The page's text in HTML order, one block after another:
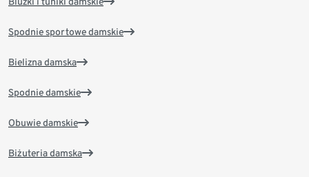
Spodnie sportowe damskie
Bielizna damska
Spodnie damskie
Obuwie damskie
Biżuteria damska